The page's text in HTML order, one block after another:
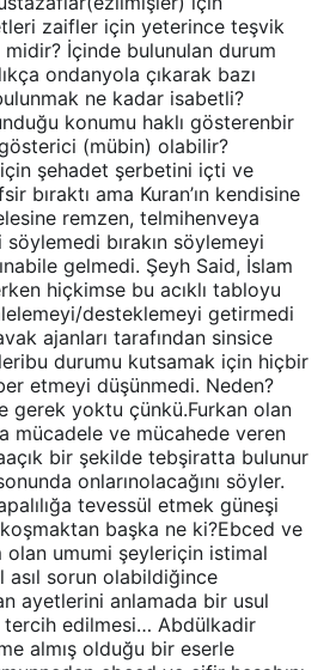
zaifler için yeterince teşvik
İçinde bulunulan durum
ondanyola çıkarak bazı
ne kadar isabetli?
konumu haklı gösterenbir
(mübin) olabilir?
şehadet şerbetini içti ve
bıraktı ama Kuran’ın kendisine
remzen, telmihenveya
bırakın söylemeyi
gelmedi. Şeyh Said, İslam
hiçkimse bu acıklı tabloyu
desteklemeyi getirmedi
ajanları tarafından sinsice
durumu kutsamak için hiçbir
etmeyi düşünmedi. Neden?
gerek yoktu çünkü.Furkan olan
mücadele ve mücahede veren
bir şekilde tebşiratta bulunur
onlarınolacağını söyler.
tevessül etmek güneşi
koşmaktan başka ne ki?Ebced ve
olan umumi şeyleriçin istimal
sorun olabildiğince
ayetlerini anlamada bir usul
edilmesi… Abdülkadir
almış olduğu bir eserle